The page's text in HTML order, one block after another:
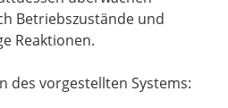
Betriebszustände und
Reaktionen.